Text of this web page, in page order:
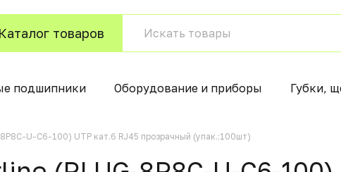
Каталог товаров
подшипники Оборудование и приборы Губки,
U-C6-100) UTP кат.6 RJ45 прозрачный (упак.:100шт)